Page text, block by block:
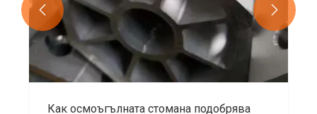
Как осмоъгълната стомана подобрява
 